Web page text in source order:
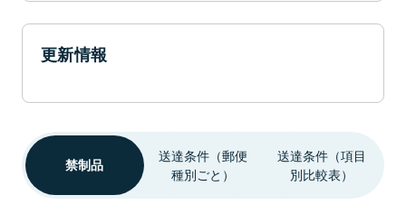
更新情報
禁制品
送達条件（郵便
種別ごと）
送達条件（項目
別比較表）